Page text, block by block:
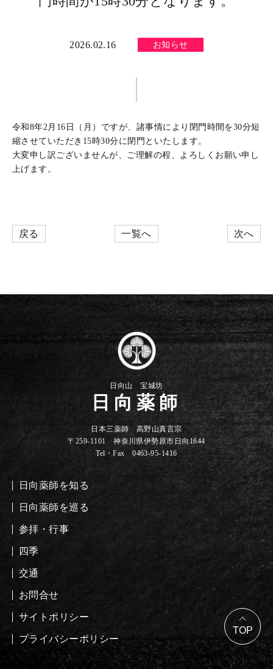
2026.02.16 お知らせ
令和8年2月16日（月）ですが、諸事情により閉門時間を30分短
縮させていただき15時30分に閉門といたします。
大変申し訳ございませんが、ご理解の程、よろしくお願い申し
上げます。
戻る 一覧へ 次へ
日向山 宝城坊
日向薬師
日本三薬師 高野山真言宗
〒259-1101 神奈川県伊勢原市日向1644
Tel・Fax 0463-95-1416
日向薬師を知る
日向薬師を巡る
参拝・行事
四季
交通
お問合せ
サイトポリシー
プライバシーポリシー